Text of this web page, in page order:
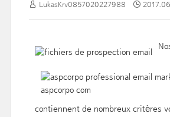
LukasKrv0857020227988
contiennent de nombreux critères